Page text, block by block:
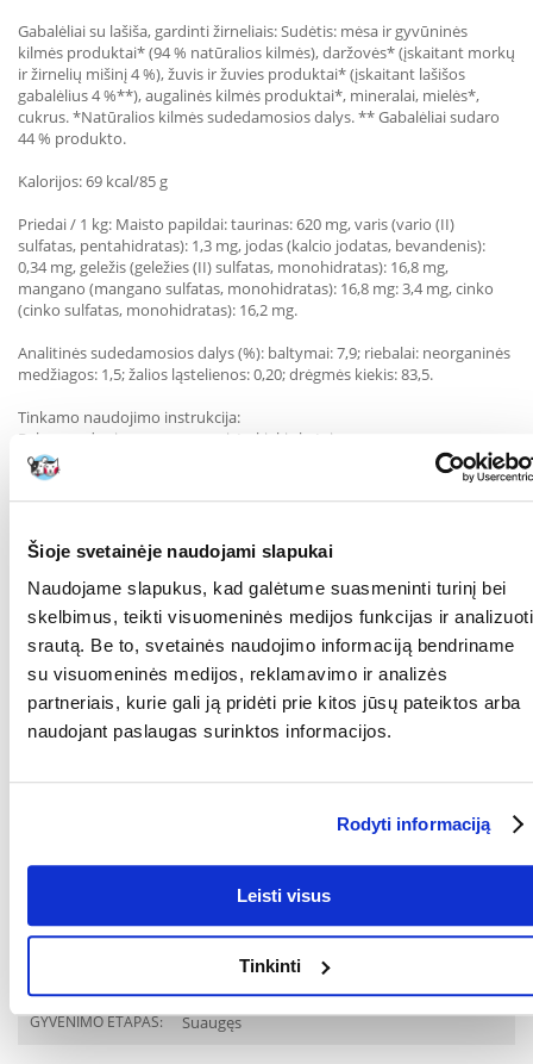
Šioje svetainėje naudojami slapukai
Naudojame slapukus, kad galėtume suasmeninti turinį bei
skelbimus, teikti visuomeninės medijos funkcijas ir analizuoti
srautą. Be to, svetainės naudojimo informaciją bendriname
su visuomeninės medijos, reklamavimo ir analizės
partneriais, kurie gali ją pridėti prie kitos jūsų pateiktos arba
naudojant paslaugas surinktos informacijos.
Rodyti informaciją
Leisti visus
Tinkinti
Gabalėliai su lašiša, gardinti žirneliais:Sudėtis: mėsa ir gyvūninės
kilmės produktai* (94 % natūralios kilmės), daržovės* (įskaitant morkų
ir žirnelių mišinį 4 %), žuvis ir žuvies produktai* (įskaitant lašišos
gabalėlius 4 %**), augalinės kilmės produktai*, mineralai, mielės*,
cukrus. *Natūralios kilmės sudedamosios dalys. ** Gabalėliai sudaro
44 % produkto.
Kalorijos: 69 kcal/85 g
Priedai / 1 kg: Maisto papildai: taurinas: 620 mg, varis (vario (II)
sulfatas, pentahidratas): 1,3 mg, jodas (kalcio jodatas, bevandenis):
0,34 mg, geležis (geležies (II) sulfatas, monohidratas): 16,8 mg,
mangano (mangano sulfatas, monohidratas): 16,8 mg: 3,4 mg, cinko
(cinko sulfatas, monohidratas): 16,2 mg.
Analitinės sudedamosios dalys (%): baltymai: 7,9; riebalai: neorganinės
medžiagos: 1,5; žalios ląstelienos: 0,20; drėgmės kiekis: 83,5.
Tinkamo naudojimo instrukcija:
Rekomenduojamas paros maisto kiekis katei:
3 kg sveriančiai katei reikia 2,5-3 padėklų per dieną.
4 kg sveriančiai katei reikia 3-3,5 indelio per dieną.
5 kg sveriančiai katei reikia 3,5-4 padėklų per dieną.
Reikėtų įskaičiuoti skanėstų kalorijas. Maisto kiekiai pateikiami tik kaip
rekomendacijos. Maisto kiekį koreguokite atsižvelgdami į savo katės
amžių, dydį ir aktyvumo lygį. Pasirūpinkite, kad katė galėtų gerti
šviežio vandens. Patiekite kambario temperatūros, nesuvartotą
porciją laikykite šaldytuve iki 2 dienų.
KOKIAM
AUGINTINIUI:
Katėms
(KG):
GYVENIMO ETAPAS: Suaugęs